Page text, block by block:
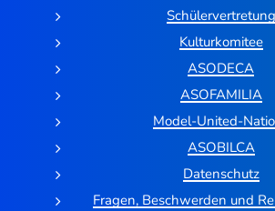
Schülervertretung
Kulturkomitee
ASODECA
ASOFAMILIA
Model-United-
ASOBILCA
Datenschutz
Fragen, Beschwerden und